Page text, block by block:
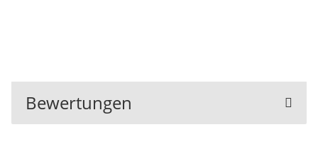
Bewertungen